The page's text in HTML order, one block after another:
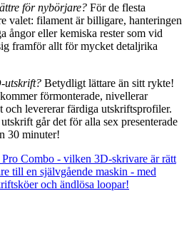
för nybörjare? För de flesta
valet: filament är billigare, hanteringen
ångor eller kemiska rester som vid
framför allt för mycket detaljrika
utskrift? Betydligt lättare än sitt rykte!
förmonterade, nivellerar
och levererar färdiga utskriftsprofiler.
går det för alla sex presenterade
30 minuter!
Combo - vilken 3D-skrivare är rätt
till en självgående maskin - med
och ändlösa loopar!